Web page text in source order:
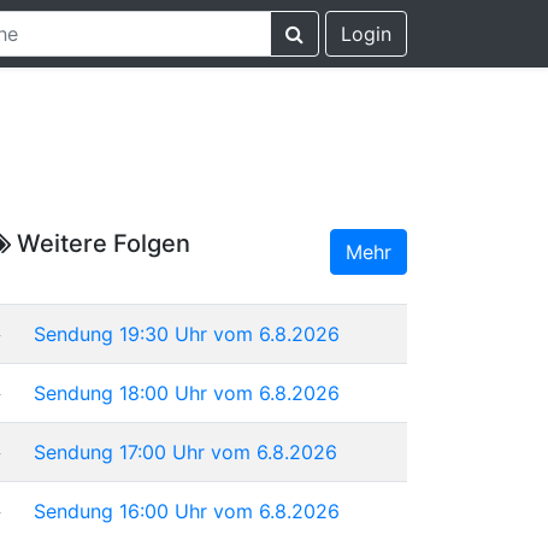
Login
Weitere Folgen Mehr
Sendung 19:30 Uhr vom 6.8.2026
Sendung 18:00 Uhr vom 6.8.2026
Sendung 17:00 Uhr vom 6.8.2026
Sendung 16:00 Uhr vom 6.8.2026